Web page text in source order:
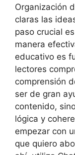
Organización
claras las
paso crucial
manera
educativo es
lectores
comprensión
ser de gran
contenido,
lógica y
empezar con
que quiero